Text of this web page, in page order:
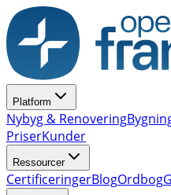
Platform
Nybyg & Renovering
PriserKunder
Ressourcer
CertificeringerBlogOrdbog